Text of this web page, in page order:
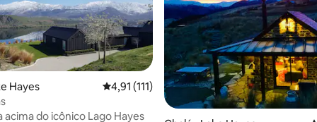
de 5, 333 avaliações
Hayes 4,91 de uma avaliação média de 5, 111
4,91 (111)
acima do icônico Lago Hayes